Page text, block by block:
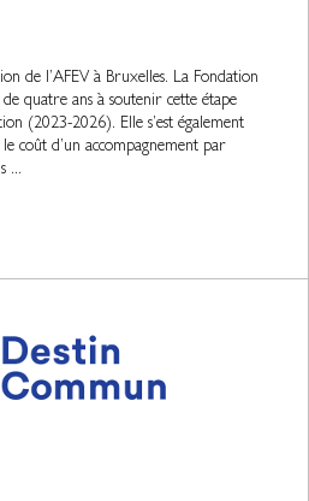
de l’AFEV à Bruxelles. La Fondation
de quatre ans à soutenir cette étape
(2023-2026). Elle s’est également
coût d’un accompagnement par
...